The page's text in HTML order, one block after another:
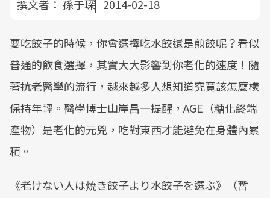
撰文者： 孫于琛 2014-02-18
要吃餃子的時候，你會選擇吃水餃還是煎餃呢？看似
普通的飲食選擇，其實大大影響到你老化的速度！隨
著抗老醫學的流行，越來越多人想知道究竟該怎麼樣
保持年輕。醫學博士山岸昌一提醒，AGE（糖化終端
產物）是老化的元兇，吃對東西才能避免在身體內累
積。
《老けない人は焼き餃子より水餃子を選ぶ》（暫